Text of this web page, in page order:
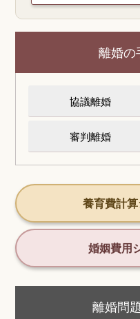
離婚の
協議離婚
審判離婚
養育費計
婚姻費用
離婚問